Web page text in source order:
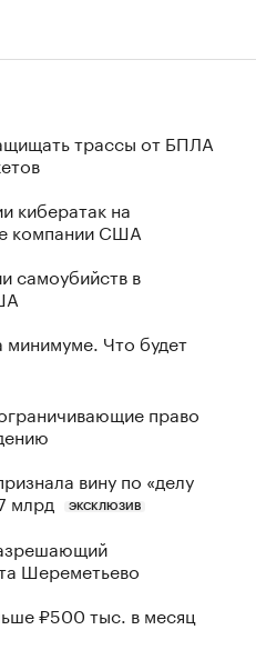
трассы от БПЛА
кибератак на
компании США
самоубийств в
минимуме. Что будет
право
вину по «делу
млрд
ЭКСКЛЮЗИВ
Шереметьево
₽500 тыс. в месяц